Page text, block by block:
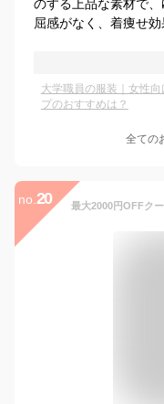
のする上品な素材で
屈感がなく、着痩せ効
大学職員の服装｜女性
プのおすすめは？
全ての
no. 20